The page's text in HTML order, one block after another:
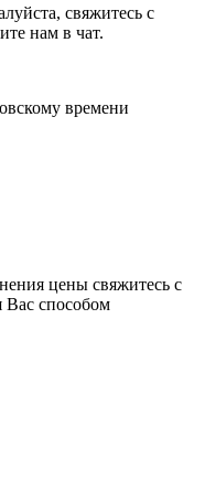
свяжитесь с
нам в чат.
времени
цены свяжитесь с
способом